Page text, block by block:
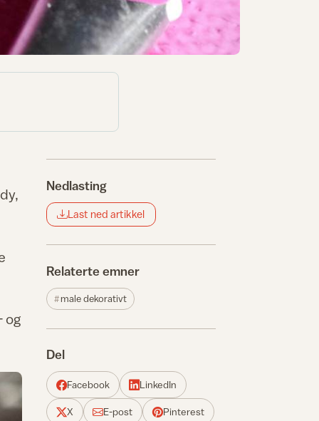
og
Nedlasting
Last ned artikkel
Relaterte emner
male dekorativt
Del
Facebook LinkedIn
X E-post Pinterest